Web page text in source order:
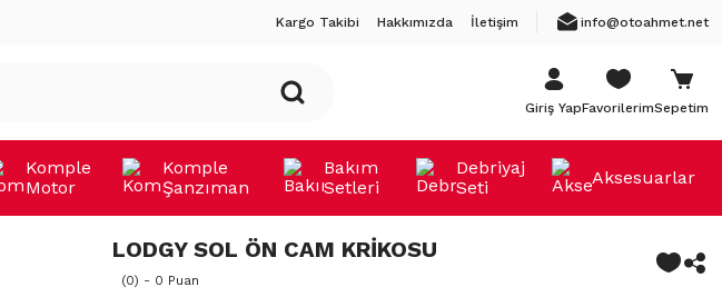
Kargo Takibi Hakkımızda İletişim info@otoahmet.net
Giriş YapFavorilerimSepetim
Komple
Motor
Komple
Şanzıman
Bakım
Setleri
Debriyaj
Seti
Aksesuarlar
LODGY SOL ÖN CAM KRİKOSU
(0) - 0 Puan